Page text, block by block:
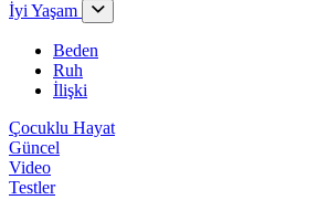
İyi Yaşam
Beden
Ruh
İlişki
Çocuklu Hayat
Güncel
Video
Testler